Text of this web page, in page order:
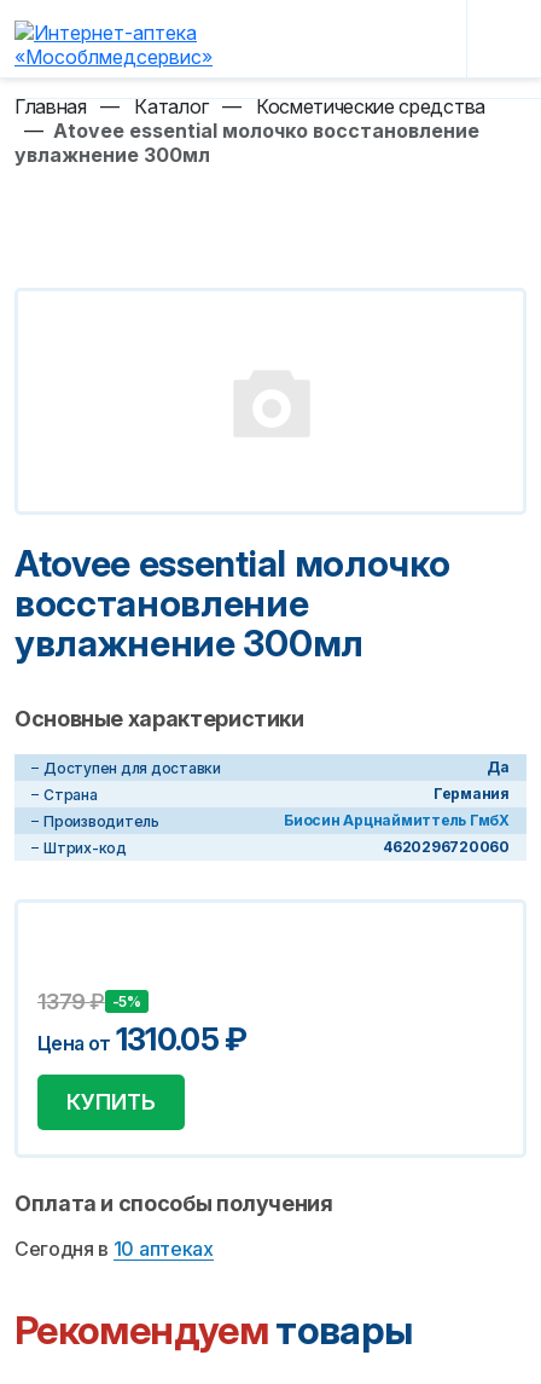
Главная — Каталог — Косметические средства
— Atovee essential молочко восстановление
увлажнение 300мл
Atovee essential молочко
восстановление
увлажнение 300мл
Основные характеристики
Доступен для доставки
Да
Страна
Германия
Производитель
Биосин Арцнаймиттель ГмбХ
Штрих-код
4620296720060
1379₽ -5%
Цена от 1310.05₽
КУПИТЬ
Оплата и способы получения
Сегодня в 10 аптеках
Рекомендуемтовары